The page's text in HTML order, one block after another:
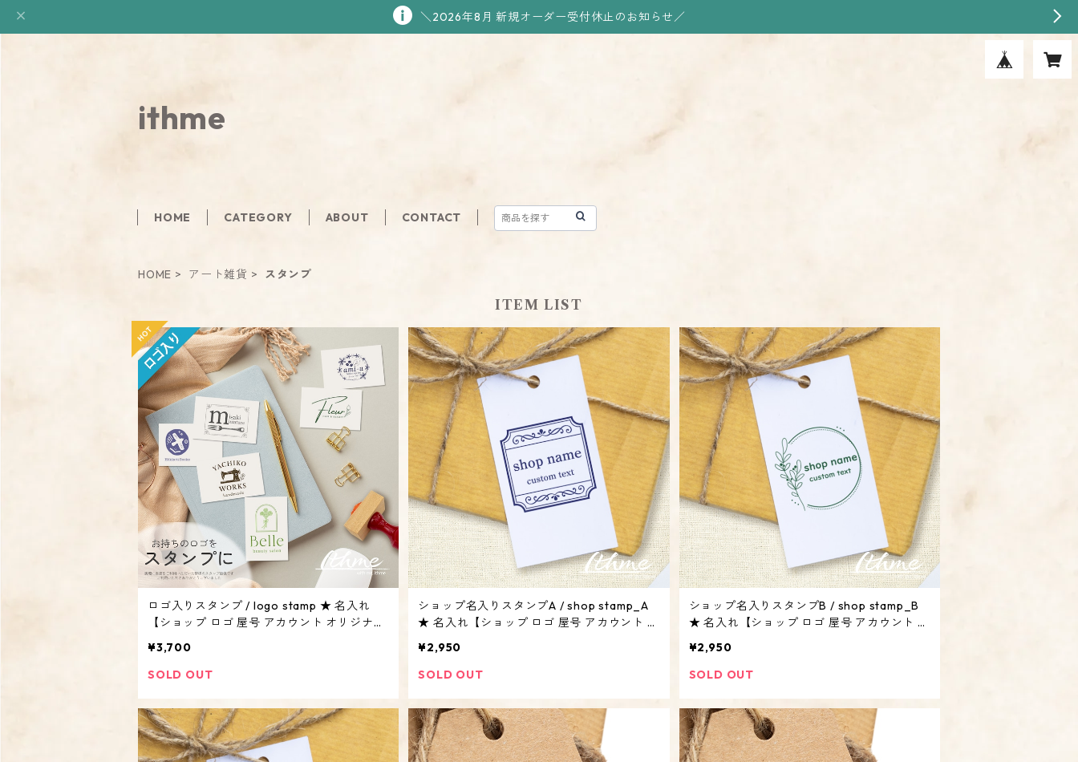
＼2026年8月 新規オーダー受付休止のお知らせ／
ithme
HOME CATEGORY ABOUT CONTACT
HOME アート雑貨 スタンプ
ITEM LIST
ロゴ入りスタンプ / logo stamp ★ 名入れ
【ショップ ロゴ 屋号 アカウント オリジナル
¥3,700
SOLD OUT
ショップ名入りスタンプA / shop stamp_A
★ 名入れ【ショップ ロゴ 屋号 アカウント オ
¥2,950
SOLD OUT
ショップ名入りスタンプB / shop stamp_B
★ 名入れ【ショップ ロゴ 屋号 アカウント オ
¥2,950
SOLD OUT